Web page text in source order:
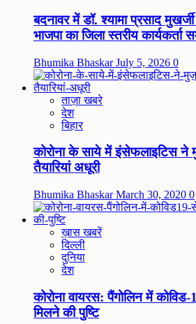
बदनावर में डॉ. श्यामा प्रसाद
भाजपा का जिला स्तरीय
Bhumika BhaskarJuly 5, 2026 0
ताज़ा खबरे
देश
बिहार
कोरोना के साये में इंसेफलाइटिस
तैयारियां अधूरी
Bhumika BhaskarMarch 30, 2020 0
ख़ास खबरें
दिल्ली
दुनिया
देश
कोरोना वायरस: पैंगोलिन में
मिलने की पुष्टि